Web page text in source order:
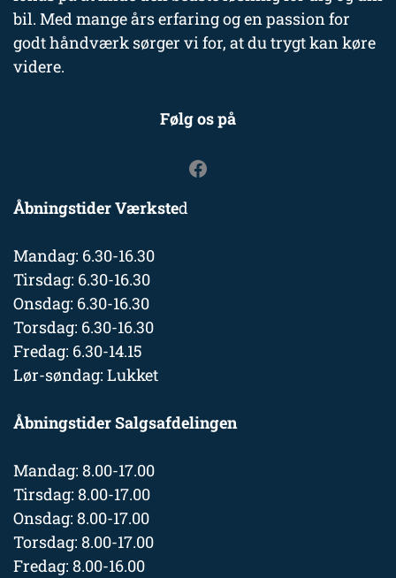
bil. Med mange års erfaring og en passion for
godt håndværk sørger vi for, at du trygt kan køre
videre.
Følg os på
Åbningstider Værksted
Mandag: 6.30-16.30
Tirsdag: 6.30-16.30
Onsdag: 6.30-16.30
Torsdag: 6.30-16.30
Fredag: 6.30-14.15
Lør-søndag: Lukket
Åbningstider Salgsafdelingen
Mandag: 8.00-17.00
Tirsdag: 8.00-17.00
Onsdag: 8.00-17.00
Torsdag: 8.00-17.00
Fredag: 8.00-16.00